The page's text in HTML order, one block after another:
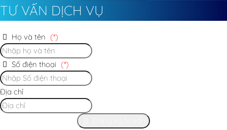
TƯ VẤN DỊCH VỤ
Họ và tên (*)
Số điện thoại (*)
Địa chỉ